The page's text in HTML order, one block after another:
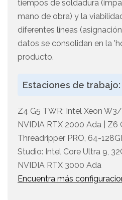
tiempos de soldadura
mano de obra) y la
diferentes líneas
datos se consolidan en la
producto.
Estaciones de trabajo:
Z4 G5 TWR: Intel Xeon
NVIDIA RTX 2000 Ada | Z6
Threadripper PRO, 64-
Studio: Intel Core Ultra 9,
NVIDIA RTX 3000 Ada
Encuentra más